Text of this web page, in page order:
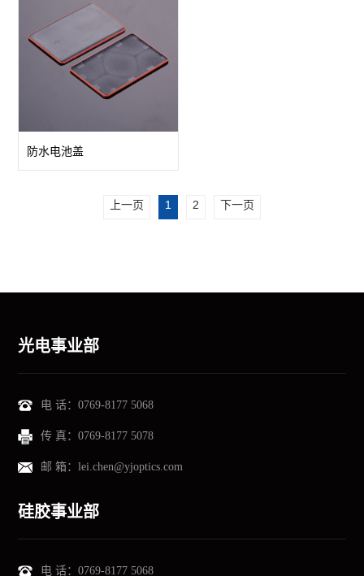
防水电池盖
上一页 1 2 下一页
光电事业部
电 话：0769-8177 5068
传 真：0769-8177 5078
邮 箱：lei.chen@yjoptics.com
硅胶事业部
电 话：0769-8177 5068